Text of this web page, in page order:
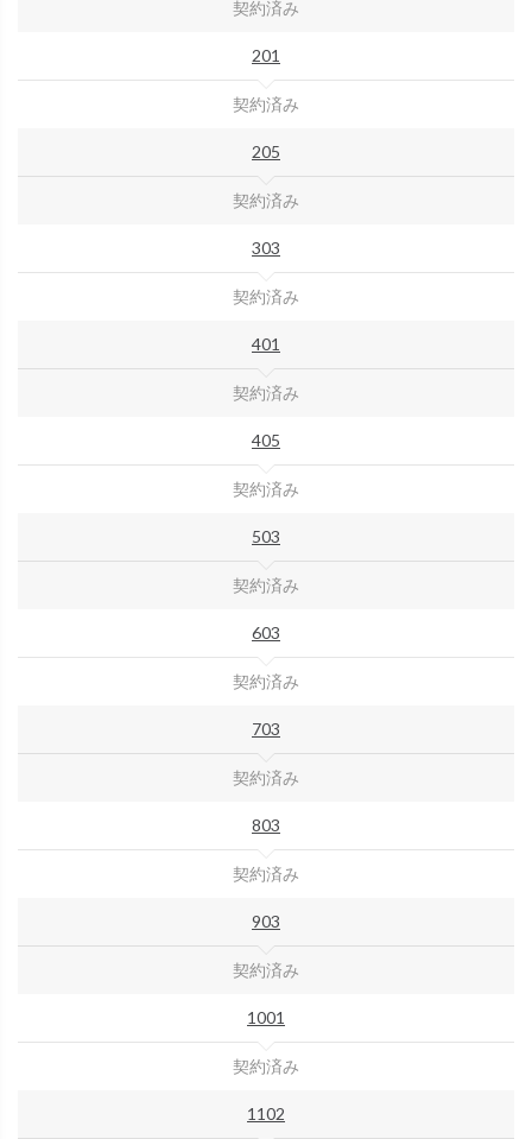
契約済み
201
契約済み
205
契約済み
303
契約済み
401
契約済み
405
契約済み
503
契約済み
603
契約済み
703
契約済み
803
契約済み
903
契約済み
1001
契約済み
1102